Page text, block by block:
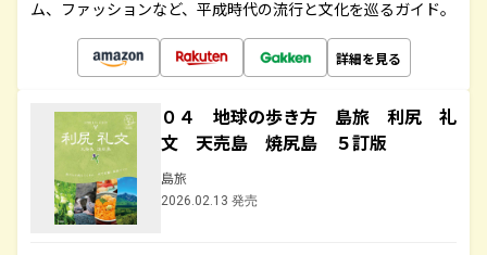
ム、ファッションなど、平成時代の流行と文化を巡るガイド。
詳細を見る
０４ 地球の歩き方 島旅 利尻 礼
文 天売島 焼尻島 ５訂版
島旅
2026.02.13 発売